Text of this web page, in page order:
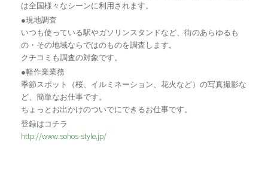
は全国様々なシーンに利用されます。
●現地調査
いつも使っている駅やガソリンスタンドなど、街のあらゆるも
の・その地域ならではのものを調査します。
クチコミも調査の対象です。
●軽作業業務
季節スポット（桜、イルミネーション、花火など）の写真撮影な
ど、簡単なお仕事です。
ちょっとお出かけのついでにできるお仕事です。
登録はコチラ
http://www.sohos-style.jp/